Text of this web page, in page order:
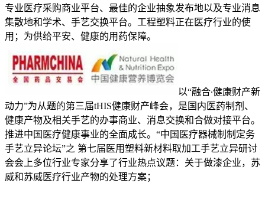
专业医疗采购商业平台、最佳的企业抽象发布地以及专业消息
集散地和学术、手艺交换平台。工程塑料正在医疗行业的使
用；为供给平安、健康的用药保障。
以“融合∙健康财产新
动力”为从题的第三届tHIS健康财产峰会，是国内医药制剂、
健康产物及相关手艺的办事商业、消息交换和合做对接平台。
推进中国医疗健康事业的全面成长。“中国医疗器械制制定务
手艺立异论坛”之 第七届医用塑料新材料取加工手艺立异研讨
会会上多位行业专家分享了行业热点议题：关于做漆企业，苏
威和苏威医疗行业产物的处理方案；